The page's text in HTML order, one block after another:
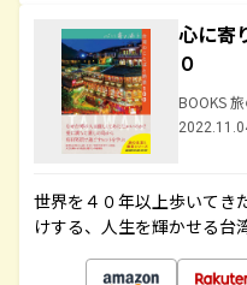
心に寄
０
BOOKS
世界を４０年以上歩いてき
けする、人生を輝かせる台